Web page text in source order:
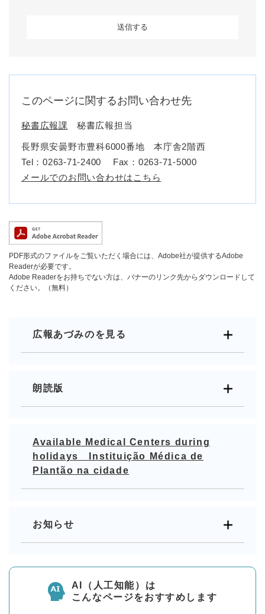
このページに関するお問い合わせ先
秘書広報課 秘書広報担当
長野県安曇野市豊科6000番地 本庁舎2階西
Tel：0263-71-2400
Fax：0263-71-5000
メールでのお問い合わせはこちら
PDF形式のファイルをご覧いただく場合には、Adobe社が提供するAdobe
Readerが必要です。
Adobe Readerをお持ちでない方は、バナーのリンク先からダウンロードして
ください。（無料）
広報あづみのを見る
朗読版
Available Medical Centers during
holidays Instituição Médica de
Plantão na cidade
お知らせ
AI（人工知能）は
こんなページをおすすめします